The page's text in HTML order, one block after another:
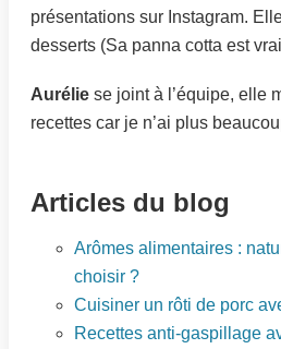
présentations sur Instagram.
desserts (Sa panna cotta est
Aurélie se joint à l’équipe, elle
recettes car je n’ai plus
Articles du blog
Arômes alimentaires :
choisir ?
Cuisiner un rôti de porc
Recettes anti-gaspillage